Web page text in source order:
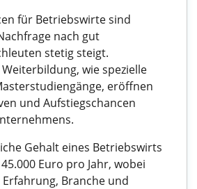
für Betriebswirte sind
nach gut
stetig steigt.
wie spezielle
eröffnen
und Aufstiegschancen
Gehalt eines Betriebswirts
Euro pro Jahr, wobei
Erfahrung, Branche und